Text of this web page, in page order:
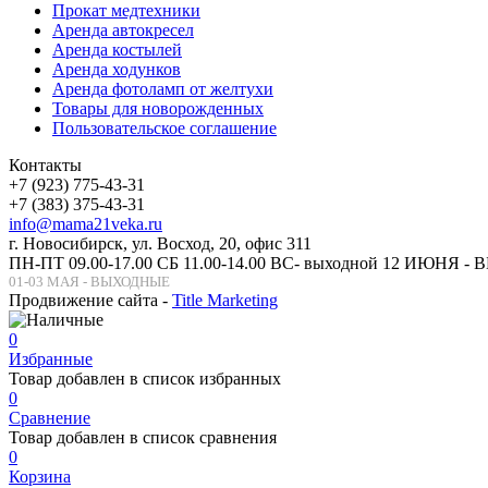
Прокат медтехники
Аренда автокресел
Аренда костылей
Аренда ходунков
Аренда фотоламп от желтухи
Товары для новорожденных
Пользовательское соглашение
Контакты
+7 (923) 775-43-31
+7 (383) 375-43-31
info@mama21veka.ru
г. Новосибирск, ул. Восход, 20, офис 311
ПН-ПТ 09.00-17.00 СБ 11.00-14.00 ВС- выходной 12 ИЮНЯ
01-03 МАЯ - ВЫХОДНЫЕ
Продвижение сайта - Title Marketing
0
Избранные
Товар добавлен в список избранных
0
Сравнение
Товар добавлен в список сравнения
0
Корзина